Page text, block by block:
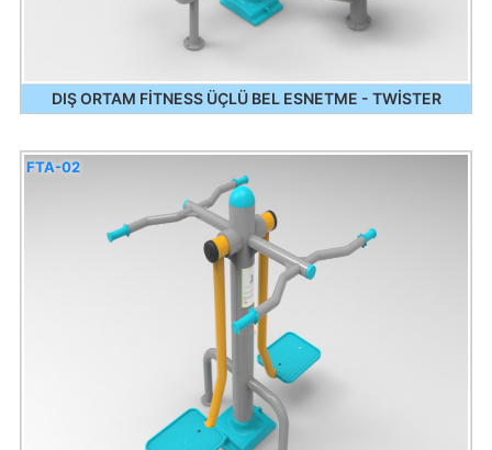
DIŞ ORTAM FİTNESS ÜÇLÜ BEL ESNETME - TWİSTER
FTA-02